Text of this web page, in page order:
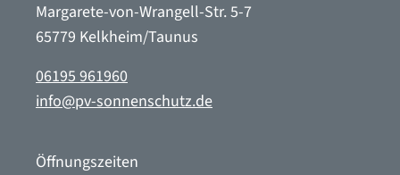
Margarete-von-Wrangell-Str. 5-7
65779 Kelkheim/Taunus
06195 961960
info@pv-sonnenschutz.de
Öffnungszeiten